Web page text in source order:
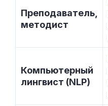
Преподаватель,
методист
Компьютерный
лингвист (NLP)